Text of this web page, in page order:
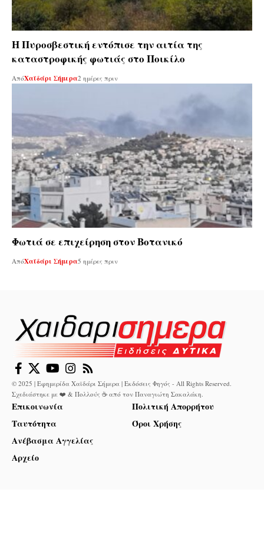
Η Πυροσβεστική εντόπισε την αιτία της
καταστροφικής φωτιάς στο Ποικίλο
ΑπόΧαϊδάρι Σήμερα2 ημέρες πριν
Φωτιά σε επιχείρηση στον Βοτανικό
ΑπόΧαϊδάρι Σήμερα5 ημέρες πριν
© 2025 | Εφημερίδα Χαϊδάρι Σήμερα | Εκδόσεις Φηγός - All Rights Reserved.
Σχεδιάστηκε με ❤️ & Πολλούς ☕ από τον Παναγιώτη Σακαλάκη.
Επικοινωνία
Ταυτότητα
Ανέβασμα Αγγελίας
Αρχείο
Πολιτική Απορρήτου
Όροι Χρήσης